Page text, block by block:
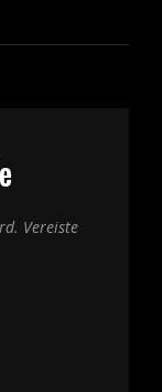
Vereiste